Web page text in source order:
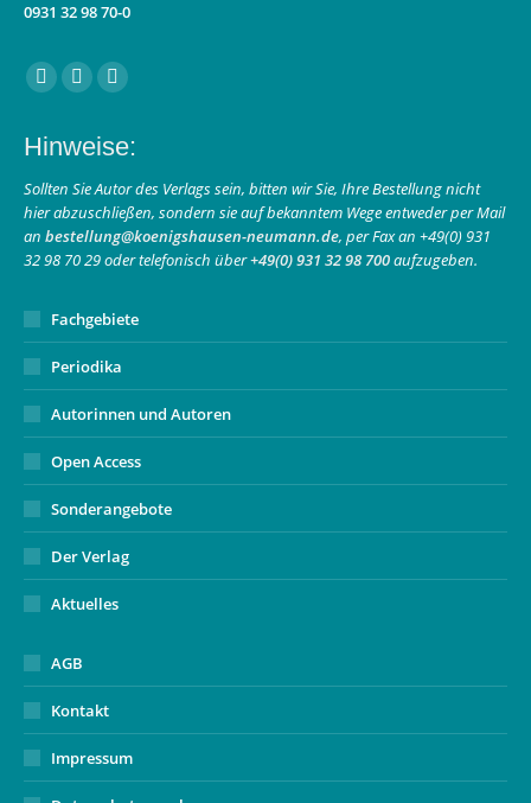
0931 32 98 70-0
Finden Sie uns auf:
Facebook
opens
in
new
window
Instagram
opens
in
new
window
E-
page
opens
in
new
window
Hinweise:
Sollten Sie Autor des Verlags sein, bitten wir Sie, Ihre Bestellung nicht
hier abzuschließen, sondern sie auf bekanntem Wege entweder per Mail
an bestellung@koenigshausen-neumann.de, per Fax an +49(0) 931
32 98 70 29 oder telefonisch über+49(0) 931 32 98 700aufzugeben.
Fachgebiete
Periodika
Autorinnen und Autoren
Open Access
Sonderangebote
Der Verlag
Aktuelles
AGB
Kontakt
Impressum